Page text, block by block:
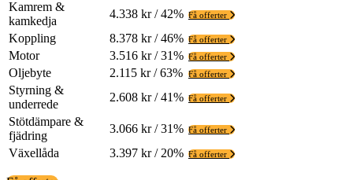
Kamrem &
kamkedja
4.338 kr / 42% Få offerter
Koppling 8.378 kr / 46% Få offerter
Motor 3.516 kr / 31% Få offerter
Oljebyte 2.115 kr / 63% Få offerter
Styrning &
underrede
2.608 kr / 41% Få offerter
Stötdämpare &
fjädring
3.066 kr / 31% Få offerter
Växellåda 3.397 kr / 20% Få offerter